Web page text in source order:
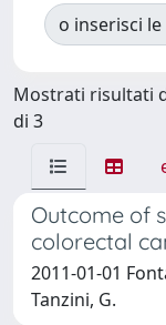
o inserisci
Mostrati risultati
di 3
Outcome of
colorectal
2011-01-01
Tanzini, G.